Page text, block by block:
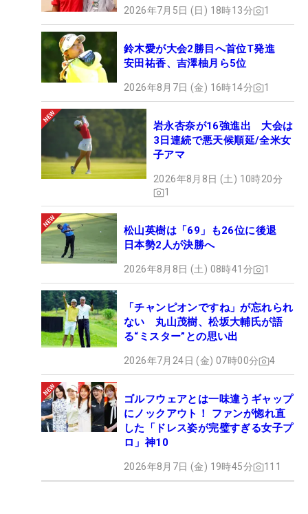
2026年7月5日 (日) 18時13分 1
鈴木愛が大会2勝目へ首位T発進
安田祐香、吉澤柚月ら5位
2026年8月7日 (金) 16時14分 1
岩永杏奈が16強進出 大会は
3日連続で悪天候順延/全米女
子アマ
2026年8月8日 (土) 10時20分
1
松山英樹は「69」も26位に後退
日本勢2人が決勝へ
2026年8月8日 (土) 08時41分 1
「チャンピオンですね」が忘れられ
ない 丸山茂樹、松坂大輔氏が語
る“ミスター”との思い出
2026年7月24日 (金) 07時00分 4
ゴルフウェアとは一味違うギャップ
にノックアウト！ ファンが惚れ直
した「ドレス姿が完璧すぎる女子プ
ロ」神10
2026年8月7日 (金) 19時45分 111